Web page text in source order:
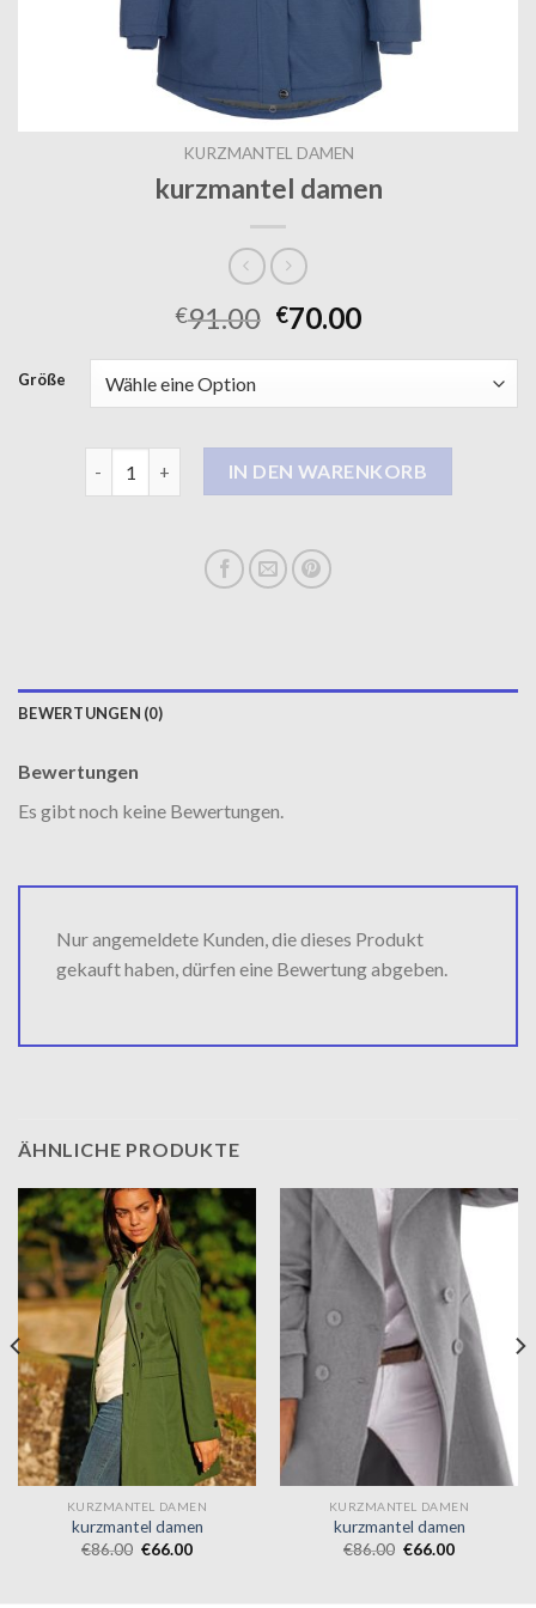
KURZMANTEL DAMEN
kurzmantel damen
€91.00 €70.00
Größe
kurzmantel damen MengeIN DEN WARENKORB
BEWERTUNGEN (0)
Bewertungen
Es gibt noch keine Bewertungen.
Nur angemeldete Kunden, die dieses Produkt
gekauft haben, dürfen eine Bewertung abgeben.
ÄHNLICHE PRODUKTE
KURZMANTEL DAMEN
kurzmantel damen
€86.00 €66.00
KURZMANTEL DAMEN
kurzmantel damen
€86.00 €66.00